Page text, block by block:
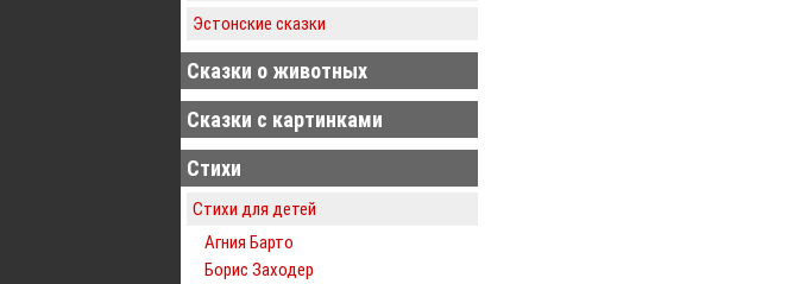
Эстонские сказки
Сказки о животных
Сказки с картинками
Стихи
Стихи для детей
Агния Барто
Борис Заходер